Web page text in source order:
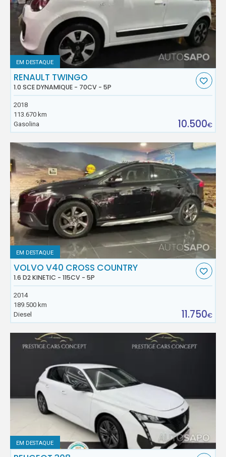
EM DESTAQUE
RENAULT TWINGO
1.0 SCE DYNAMIQUE - 70CV - 5P
2018
113.670 km
Gasolina
10.500€
EM DESTAQUE
VOLVO V40 CROSS COUNTRY
1.6 D2 KINETIC - 115CV - 5P
2014
189.500 km
Diesel
11.750€
EM DESTAQUE